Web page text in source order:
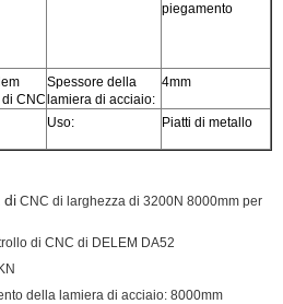
piegamento
CNC
Spessore della
lamiera di acciaio:
4mm
Uso: Piatti di metallo
di CNC di larghezza di 3200N 8000mm per
di CNC di DELEM DA52
della lamiera di acciaio: 8000mm